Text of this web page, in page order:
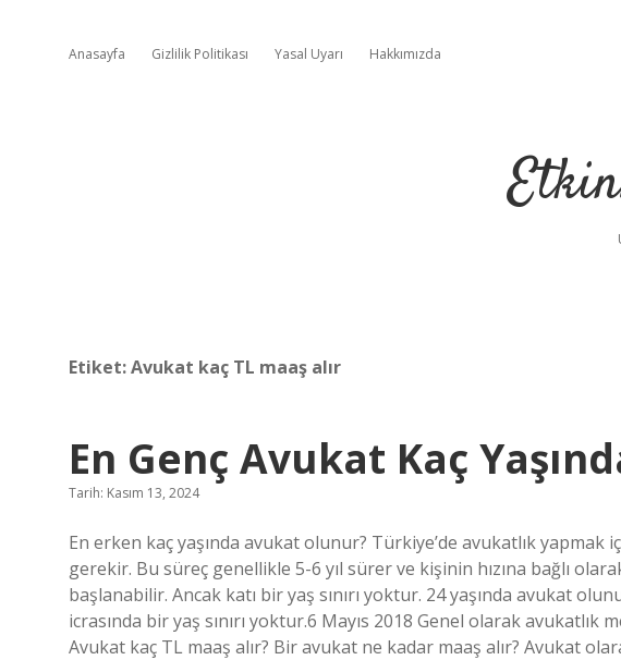
Anasayfa Gizlilik Politikası Yasal Uyarı Hakkımızda
Etiket:Avukat kaç TL maaş alır
En Genç Avukat Kaç
Tarih: Kasım 13, 2024
En erken kaç yaşında avukat olunur? Türkiye’de avukatlık yapmak
gerekir. Bu süreç genellikle 5-6 yıl sürer ve kişinin hızına bağlı
başlanabilir. Ancak katı bir yaş sınırı yoktur. 24 yaşında avukat
icrasında bir yaş sınırı yoktur.6 Mayıs 2018 Genel olarak avukatlık
Avukat kaç TL maaş alır? Bir avukat ne kadar maaş alır? Avukat